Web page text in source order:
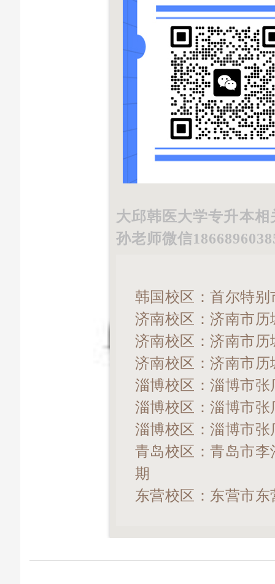
大邱韩医大学专升本
孙老师微信
韩国校区：首尔特
济南校区：济南市
济南校区：济南市
济南校区：济南市
淄博校区：淄博市张
淄博校区：淄博市
淄博校区：淄博市
青岛校区：青岛市
期
东营校区：东营市